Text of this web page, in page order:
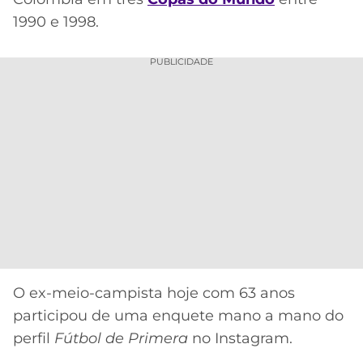
ONLINE
LALIGA
1990 e 1998.
PUBLICIDADE
O ex-meio-campista hoje com 63 anos
participou de uma enquete mano a mano do
perfil Fútbol de Primera no Instagram.